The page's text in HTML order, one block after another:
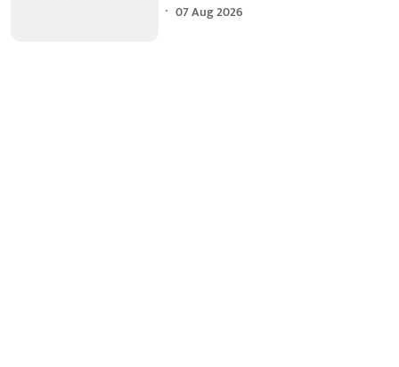
07 Aug 2026